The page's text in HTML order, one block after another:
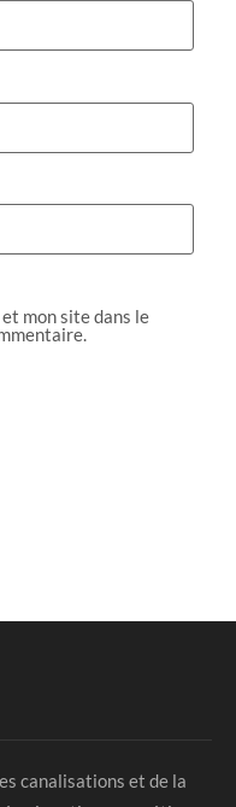
mon site dans le
canalisations et de la